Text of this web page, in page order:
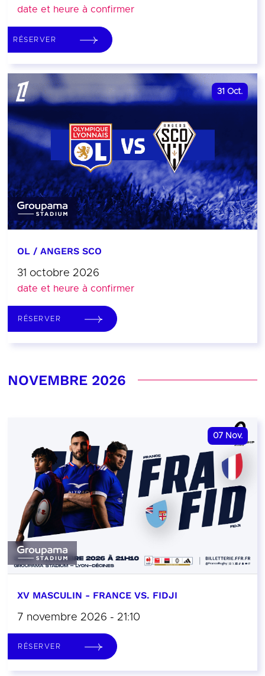
date et heure à confirmer
RÉSERVER
31 Oct.
OL / ANGERS SCO
31 octobre 2026
date et heure à confirmer
RÉSERVER
NOVEMBRE 2026
07 Nov.
XV MASCULIN - FRANCE VS. FIDJI
7 novembre 2026 - 21:10
RÉSERVER